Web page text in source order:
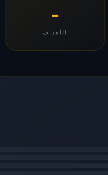
-
الأهداف